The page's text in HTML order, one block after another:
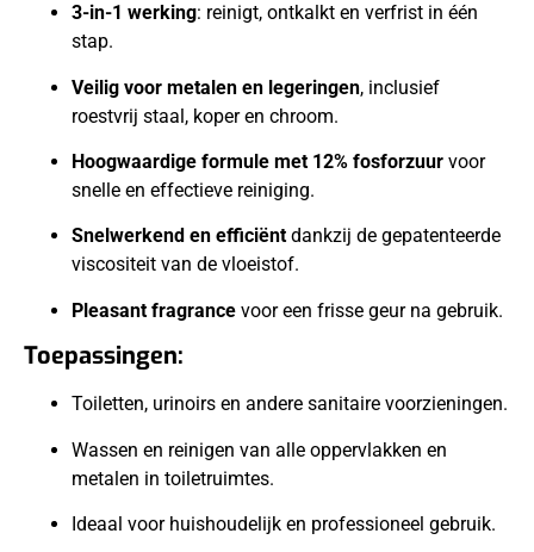
3-in-1 werking: reinigt, ontkalkt en verfrist in één
stap.
Veilig voor metalen en legeringen, inclusief
roestvrij staal, koper en chroom.
Hoogwaardige formule met 12% fosforzuur voor
snelle en effectieve reiniging.
Snelwerkend en efficiënt dankzij de gepatenteerde
viscositeit van de vloeistof.
Pleasant fragrance voor een frisse geur na gebruik.
Toepassingen:
Toiletten, urinoirs en andere sanitaire voorzieningen.
Wassen en reinigen van alle oppervlakken en
metalen in toiletruimtes.
Ideaal voor huishoudelijk en professioneel gebruik.